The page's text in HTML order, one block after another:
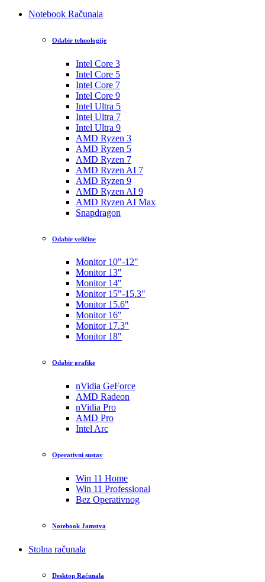
Notebook Računala
Odabir tehnologije
Intel Core 3
Intel Core 5
Intel Core 7
Intel Core 9
Intel Ultra 5
Intel Ultra 7
Intel Ultra 9
AMD Ryzen 3
AMD Ryzen 5
AMD Ryzen 7
AMD Ryzen AI 7
AMD Ryzen 9
AMD Ryzen AI 9
AMD Ryzen AI Max
Snapdragon
Odabir veličine
Monitor 10"-12"
Monitor 13"
Monitor 14"
Monitor 15"-15.3"
Monitor 15.6"
Monitor 16"
Monitor 17.3"
Monitor 18"
Odabir grafike
nVidia GeForce
AMD Radeon
nVidia Pro
AMD Pro
Intel Arc
Operativni sustav
Win 11 Home
Win 11 Professional
Bez Operativnog
Notebook Jamstva
Stolna računala
Desktop Računala